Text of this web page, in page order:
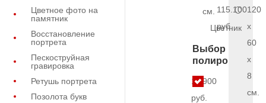
Цветное фото на
памятник
Восстановление
портрета
Пескоструйная
гравировка
Ретушь портрета
Позолота букв
см.
Цветник
Выбор
полировки
11.900
руб.
115.100
руб.
120
x
60
x
8
см.